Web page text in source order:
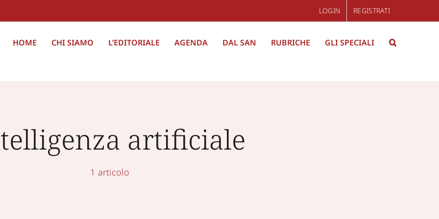
LOGIN REGISTRATI
HOME CHI SIAMO L’EDITORIALE AGENDA DAL SAN RUBRICHE GLI SPECIALI
artificiale
1 articolo